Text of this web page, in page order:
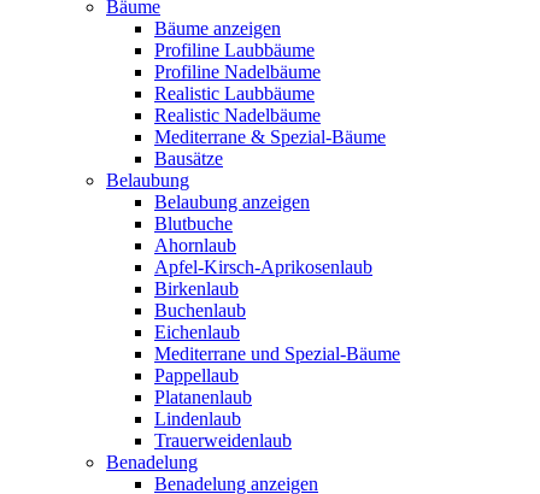
Bäume
Bäume anzeigen
Profiline Laubbäume
Profiline Nadelbäume
Realistic Laubbäume
Realistic Nadelbäume
Mediterrane & Spezial-Bäume
Bausätze
Belaubung
Belaubung anzeigen
Blutbuche
Ahornlaub
Apfel-Kirsch-Aprikosenlaub
Birkenlaub
Buchenlaub
Eichenlaub
Mediterrane und Spezial-Bäume
Pappellaub
Platanenlaub
Lindenlaub
Trauerweidenlaub
Benadelung
Benadelung anzeigen